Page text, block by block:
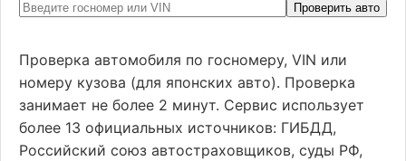
Проверить авто
Проверка автомобиля по госномеру, VIN или
номеру кузова (для японских авто). Проверка
занимает не более 2 минут. Сервис использует
более 13 официальных источников: ГИБДД,
Российский союз автостраховщиков, суды РФ,